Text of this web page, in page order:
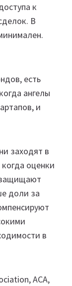
к
В
есть
ангелы
и
заходят в
оценки
защищают
доли за
в
ACA,